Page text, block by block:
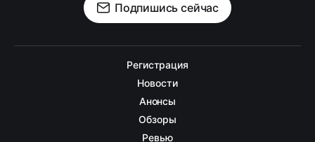
Подпишись сейчас
Регистрация
Новости
Анонсы
Обзоры
Ревью